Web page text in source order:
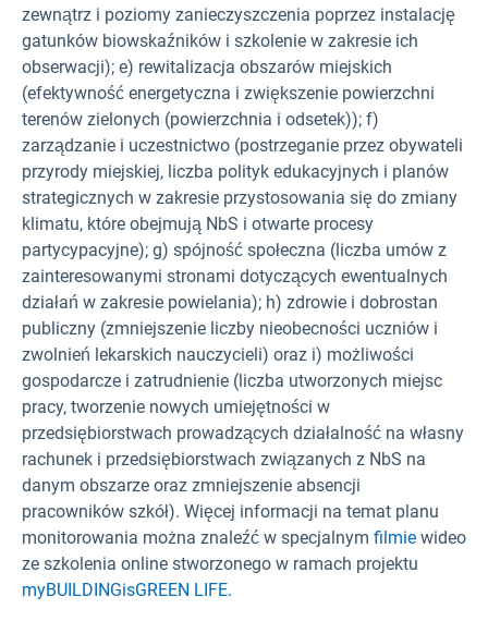
zewnątrz i poziomy zanieczyszczenia poprzez instalację
gatunków biowskaźników i szkolenie w zakresie ich
obserwacji); e) rewitalizacja obszarów miejskich
(efektywność energetyczna i zwiększenie powierzchni
terenów zielonych (powierzchnia i odsetek)); f)
zarządzanie i uczestnictwo (postrzeganie przez obywateli
przyrody miejskiej, liczba polityk edukacyjnych i planów
strategicznych w zakresie przystosowania się do zmiany
klimatu, które obejmują NbS i otwarte procesy
partycypacyjne); g) spójność społeczna (liczba umów z
zainteresowanymi stronami dotyczących ewentualnych
działań w zakresie powielania); h) zdrowie i dobrostan
publiczny (zmniejszenie liczby nieobecności uczniów i
zwolnień lekarskich nauczycieli) oraz i) możliwości
gospodarcze i zatrudnienie (liczba utworzonych miejsc
pracy, tworzenie nowych umiejętności w
przedsiębiorstwach prowadzących działalność na własny
rachunek i przedsiębiorstwach związanych z NbS na
danym obszarze oraz zmniejszenie absencji
pracowników szkół). Więcej informacji na temat planu
monitorowania można znaleźć w specjalnym filmie wideo
ze szkolenia online stworzonego w ramach projektu
myBUILDINGisGREEN LIFE.